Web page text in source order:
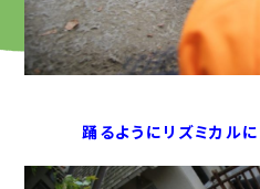
踊るようにリズミカル